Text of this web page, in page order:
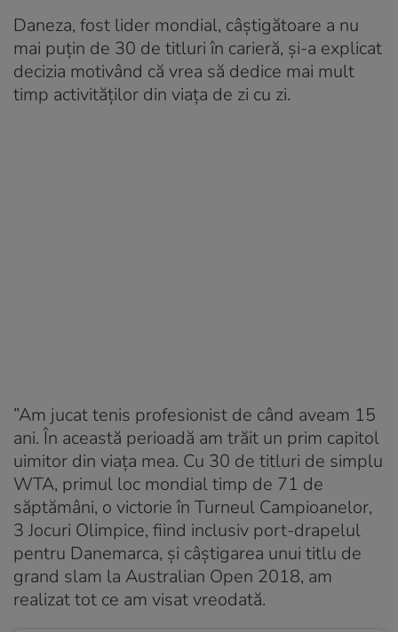
Daneza, fost lider mondial, câștigătoare a nu
mai puțin de 30 de titluri în carieră, și-a explicat
decizia motivând că vrea să dedice mai mult
timp activităților din viața de zi cu zi.
”Am jucat tenis profesionist de când aveam 15
ani. În această perioadă am trăit un prim capitol
uimitor din viața mea. Cu 30 de titluri de simplu
WTA, primul loc mondial timp de 71 de
săptămâni, o victorie în Turneul Campioanelor,
3 Jocuri Olimpice, fiind inclusiv port-drapelul
pentru Danemarca, și câștigarea unui titlu de
grand slam la Australian Open 2018, am
realizat tot ce am visat vreodată.